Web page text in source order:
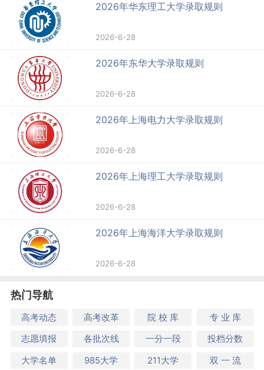
2026年华东理工大学录取规则
2026-6-28
2026年东华大学录取规则
2026-6-28
2026年上海电力大学录取规则
2026-6-28
2026年上海理工大学录取规则
2026-6-28
2026年上海海洋大学录取规则
2026-6-28
热门导航
高考动态 高考改革 院 校 库
专 业 库
志愿填报
各批次线 一分一段
投档分数
大学名单
985大学 211大学 双 一 流